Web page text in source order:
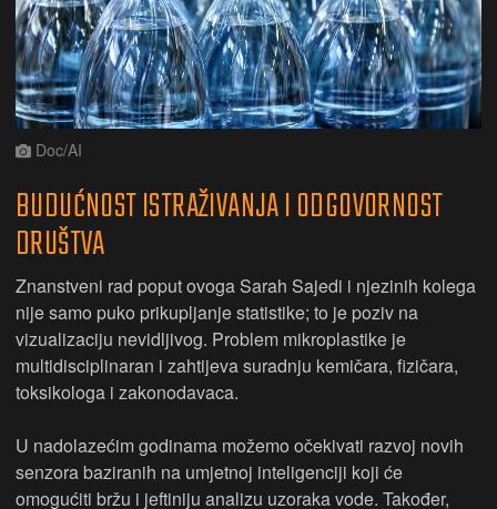
Doc/AI
BUDUĆNOST ISTRAŽIVANJA I ODGOVORNOST
DRUŠTVA
Znanstveni rad poput ovoga Sarah Sajedi i njezinih kolega
nije samo puko prikupljanje statistike; to je poziv na
vizualizaciju nevidljivog. Problem mikroplastike je
multidisciplinaran i zahtijeva suradnju kemičara, fizičara,
toksikologa i zakonodavaca.
U nadolazećim godinama možemo očekivati razvoj novih
senzora baziranih na umjetnoj inteligenciji koji će
omogućiti bržu i jeftiniju analizu uzoraka vode. Također,